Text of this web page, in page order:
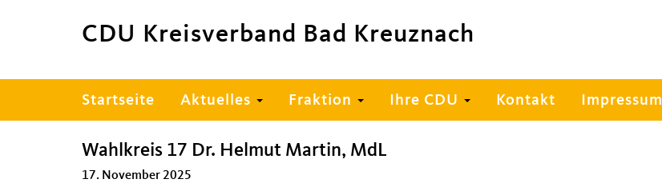
CDU Kreisverband Bad Kreuznach
Hauptnavigation
Startseite Aktuelles Fraktion Ihre CDU Kontakt Impressum
Wahlkreis 17 Dr. Helmut Martin, MdL
17. November 2025